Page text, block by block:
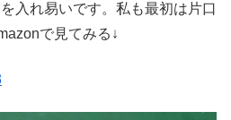
入れ易いです。私も最初は片口
で見てみる↓